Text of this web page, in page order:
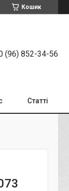
Кошик
(96) 852-34-56
Статті